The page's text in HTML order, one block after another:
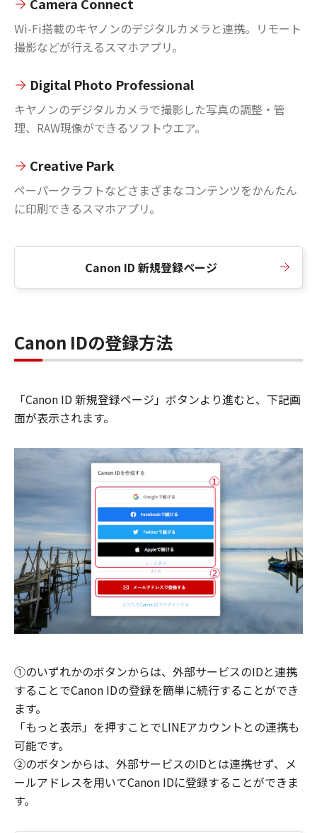
Wi-Fi搭載のキヤノンのデジタルカメラと連携。リモート
撮影などが行えるスマホアプリ。
Digital Photo Professional
キヤノンのデジタルカメラで撮影した写真の調整・管
理、RAW現像ができるソフトウエア。
Creative Park
ペーパークラフトなどさまざまなコンテンツをかんたん
に印刷できるスマホアプリ。
Canon ID 新規登録ページ
Canon IDの登録方法
「Canon ID 新規登録ページ」ボタンより進むと、下記画
面が表示されます。
①のいずれかのボタンからは、外部サービスのIDと連携
することでCanon IDの登録を簡単に続行することができ
ます。
「もっと表示」を押すことでLINEアカウントとの連携も
可能です。
②のボタンからは、外部サービスのIDとは連携せず、メ
ールアドレスを用いてCanon IDに登録することができま
す。